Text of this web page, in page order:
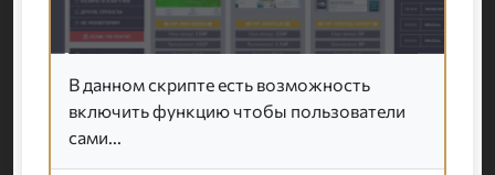
В данном скрипте есть возможность
включить функцию чтобы пользователи
сами...